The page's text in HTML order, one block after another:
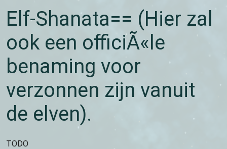
Elf-Shanata== (Hier zal
ook een officiÃ«le
benaming voor
verzonnen zijn vanuit
de elven).
TODO